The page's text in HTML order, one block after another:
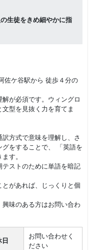
生徒をきめ細やかに指
佐ケ谷駅から 徒歩４分の
が必須です。ウィングロ
型を見抜く力を育てま
方式で意味を理解し、さ
をすることで、 「英語を
す。
ストのために単語を暗記
があれば、じっくりと個
味のある方はお問い合わ
日
お問い合わせく
ださい